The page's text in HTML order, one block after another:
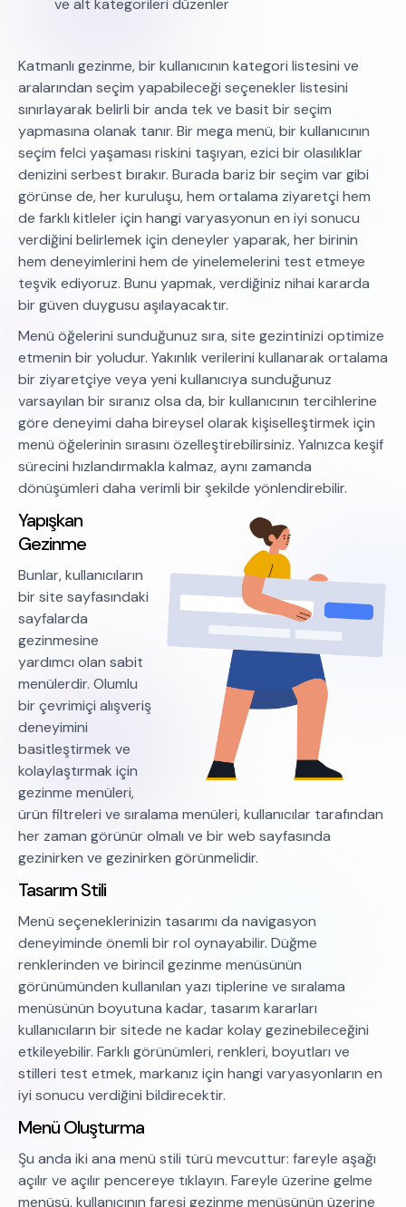
ve alt kategorileri düzenler
Katmanlı gezinme, bir kullanıcının kategori listesini ve
aralarından seçim yapabileceği seçenekler listesini
sınırlayarak belirli bir anda tek ve basit bir seçim
yapmasına olanak tanır. Bir mega menü, bir kullanıcının
seçim felci yaşaması riskini taşıyan, ezici bir olasılıklar
denizini serbest bırakır. Burada bariz bir seçim var gibi
görünse de, her kuruluşu, hem ortalama ziyaretçi hem
de farklı kitleler için hangi varyasyonun en iyi sonucu
verdiğini belirlemek için deneyler yaparak, her birinin
hem deneyimlerini hem de yinelemelerini test etmeye
teşvik ediyoruz. Bunu yapmak, verdiğiniz nihai kararda
bir güven duygusu aşılayacaktır.
Menü öğelerini sunduğunuz sıra, site gezintinizi optimize
etmenin bir yoludur. Yakınlık verilerini kullanarak ortalama
bir ziyaretçiye veya yeni kullanıcıya sunduğunuz
varsayılan bir sıranız olsa da, bir kullanıcının tercihlerine
göre deneyimi daha bireysel olarak kişiselleştirmek için
menü öğelerinin sırasını özelleştirebilirsiniz. Yalnızca keşif
sürecini hızlandırmakla kalmaz, aynı zamanda
dönüşümleri daha verimli bir şekilde yönlendirebilir.
Yapışkan
Gezinme
Bunlar, kullanıcıların
bir site sayfasındaki
sayfalarda
gezinmesine
yardımcı olan sabit
menülerdir. Olumlu
bir çevrimiçi alışveriş
deneyimini
basitleştirmek ve
kolaylaştırmak için
gezinme menüleri,
ürün filtreleri ve sıralama menüleri, kullanıcılar tarafından
her zaman görünür olmalı ve bir web sayfasında
gezinirken ve gezinirken görünmelidir.
Tasarım Stili
Menü seçeneklerinizin tasarımı da navigasyon
deneyiminde önemli bir rol oynayabilir. Düğme
renklerinden ve birincil gezinme menüsünün
görünümünden kullanılan yazı tiplerine ve sıralama
menüsünün boyutuna kadar, tasarım kararları
kullanıcıların bir sitede ne kadar kolay gezinebileceğini
etkileyebilir. Farklı görünümleri, renkleri, boyutları ve
stilleri test etmek, markanız için hangi varyasyonların en
iyi sonucu verdiğini bildirecektir.
Menü Oluşturma
Şu anda iki ana menü stili türü mevcuttur: fareyle aşağı
açılır ve açılır pencereye tıklayın. Fareyle üzerine gelme
menüsü, kullanıcının faresi gezinme menüsünün üzerine